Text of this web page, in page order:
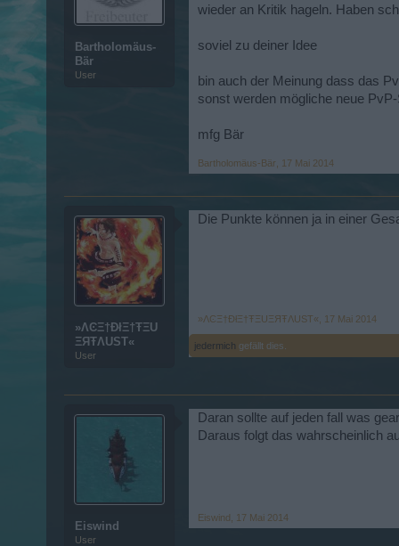
Bartholomäus-
Bär
User
wieder an Kritik hageln. Haben
soviel zu deiner Idee
bin auch der Meinung dass das
sonst werden mögliche neue
mfg Bär
Bartholomäus-Bär 17 Mai 2014
»ΛϾΞ†ÐłΞ†ŦΞU
ΞЯŦΛUSТ«
User
Die Punkte können ja in einer
»ΛϾΞ†ÐłΞ†ŦΞUΞЯŦΛUSТ« 17 Mai 2014
jedermich gefällt dies.
Eiswind
User
Daran sollte auf jeden fall was
Daraus folgt das wahrscheinlich
Eiswind 17 Mai 2014